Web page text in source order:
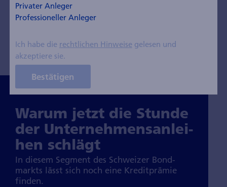
Anlagestrategie
ETFs und Indexfonds Private Equity
Warum jetzt die Stunde
der Unter­nehmens­anlei­
hen schlägt
In diesem Seg­ment des Schweizer Bond­
markts lässt sich noch eine Kredit­prämie
finden.
Privater Anleger
Professioneller Anleger
Ich habe die rechtlichen Hinweisegelesen und
akzeptiere sie.
Bestätigen